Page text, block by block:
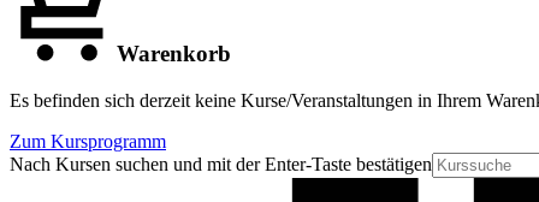
Warenkorb
Es befinden sich derzeit keine Kurse/Veranstaltungen in Ihrem
Zum Kursprogramm
Nach Kursen suchen und mit der Enter-Taste bestätigen